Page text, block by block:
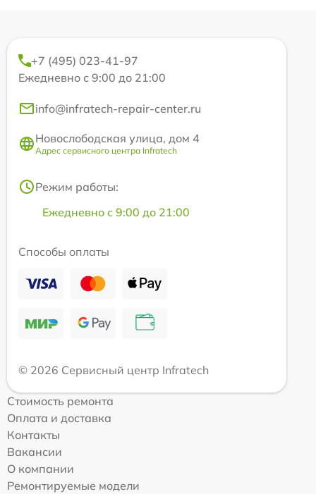
+7 (495) 023-41-97
Ежедневно с 9:00 до 21:00
info@infratech-repair-center.ru
Новослободская улица, дом 4
Адрес сервисного центра Infratech
Режим работы:
Ежедневно с 9:00 до 21:00
Способы оплаты
© 2026 Сервисный центр Infratech
Стоимость ремонта
Оплата и доставка
Контакты
Вакансии
О компании
Ремонтируемые модели